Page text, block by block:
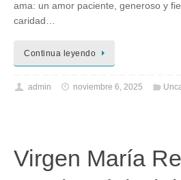
ama: un amor paciente, generoso y
caridad…
Continua leyendo
admin noviembre 6, 2025
Virgen María